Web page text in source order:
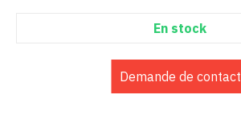
En stock
Demande de contact